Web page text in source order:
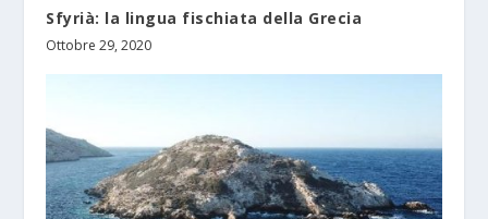
Sfyrià: la lingua fischiata della Grecia
Ottobre 29, 2020